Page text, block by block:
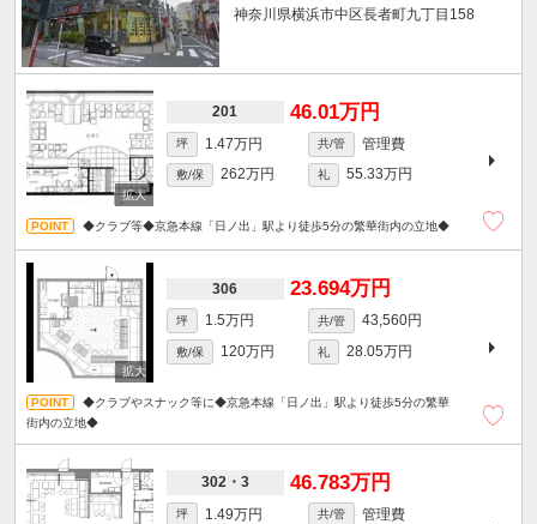
神奈川県横浜市中区長者町九丁目158
201 46.01万円
坪 1.47万円 共/管 管理費
敷/保 262万円 礼 55.33万円
◆クラブ等◆京急本線「日ノ出」駅より徒歩5分の繁華街内の立地◆
306 23.694万円
坪 1.5万円 共/管 43,560円
敷/保 120万円 礼 28.05万円
◆クラブやスナック等に◆京急本線「日ノ出」駅より徒歩5分の繁華
街内の立地◆
302・3 46.783万円
坪 1.49万円 共/管 管理費